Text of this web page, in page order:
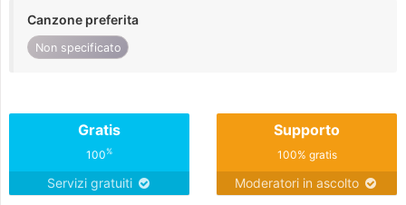
Canzone preferita
Non specificato
Gratis
100%
Servizi gratuiti
Supporto
100% gratis
Moderatori in ascolto